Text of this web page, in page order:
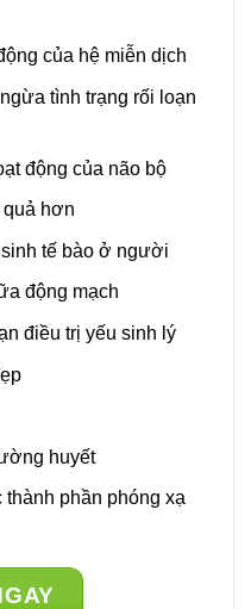
của hệ miễn dịch
tình trạng rối loạn
động của não bộ
hơn
tế bào ở người
động mạch
điều trị yếu sinh lý
huyết
phần phóng xạ